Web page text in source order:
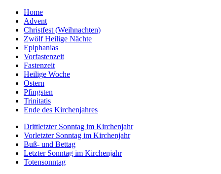
Home
Advent
Christfest (Weihnachten)
Zwölf Heilige Nächte
Epiphanias
Vorfastenzeit
Fastenzeit
Heilige Woche
Ostern
Pfingsten
Trinitatis
Ende des Kirchenjahres
Drittletzter Sonntag im Kirchenjahr
Vorletzter Sonntag im Kirchenjahr
Buß- und Bettag
Letzter Sonntag im Kirchenjahr
Totensonntag